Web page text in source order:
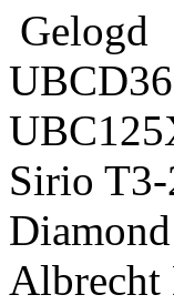
Gelogd
Sirio
Albrecht